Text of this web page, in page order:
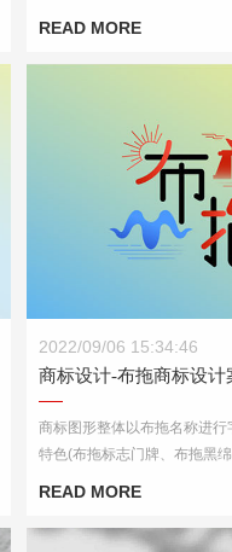
READ MORE
商标设计-布拖商标设计
2022/09/06 15:34:46
商标设计-布拖商标设计
商标图形整体以布拖名称进
特色(布拖标志门牌、布拖黑
READ MORE